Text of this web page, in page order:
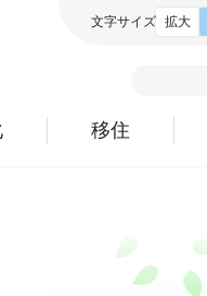
移住
文字サイズ 拡大